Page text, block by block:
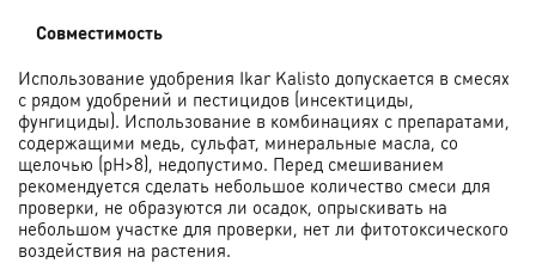
Совместимость
Использование удобрения Ikar Kalisto допускается в смесях
с рядом удобрений и пестицидов (инсектициды,
фунгициды). Использование в комбинациях с препаратами,
содержащими медь, сульфат, минеральные масла, со
щелочью (рН>8), недопустимо. Перед смешиванием
рекомендуется сделать небольшое количество смеси для
проверки, не образуются ли осадок, опрыскивать на
небольшом участке для проверки, нет ли фитотоксического
воздействия на растения.